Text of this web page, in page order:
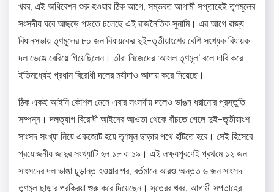
খবর, এই অধিবেশন শুরু হওয়ার ঠিক আগে, সম্ভবত আগামী সপ্তাহেই তৃণমূলের
সংসদীয় ঘরে আছড়ে পড়তে চলেছে এই রাজনৈতিক সুনামি। এর আগে রাজ্য
বিধানসভায় তৃণমূলের ৮০ জন বিধায়কের দুই-তৃতীয়াংশের বেশি সংখ্যক বিধায়ক
দল ভেঙে বেরিয়ে গিয়েছিলেন। তাঁরা নিজেদের ‘আসল তৃণমূল’ বলে দাবি করে
ইতিমধ্যেই প্রধান বিরোধী দলের মর্যাদাও আদায় করে নিয়েছে।
ঠিক একই আইনি কৌশল মেনে এবার সংসদীয় দলেও ভাঙন ধরানোর প্রস্তুতি
সম্পন্ন। দলত্যাগ বিরোধী আইনের আওতা থেকে বাঁচতে গেলে দুই-তৃতীয়াংশ
সাংসদ সংখ্যা নিয়ে একজোট হয়ে তৃণমূল ছাড়ার পথে হাঁটতে হবে। সেই হিসেবে
প্রয়োজনীয় জাদুর সংখ্যাটি হল ১৮ বা ১৯। এই লক্ষ্যপূরণেই প্রথমে ১২ জন
সাংসদের দল ভাঙা চূড়ান্ত হওয়ার পর, বর্তমানে আরও অন্তত ৬ জন সাংসদ
তৃণমূল ছাড়ার প্রক্রিয়া শুরু করে দিয়েছেন। সূত্রের খবর, আগামী সপ্তাহের